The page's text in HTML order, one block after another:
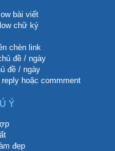
bài viết
chữ ký
chèn link
đề / ngày
đề / ngày
hoặc commment
Ý
đẹp